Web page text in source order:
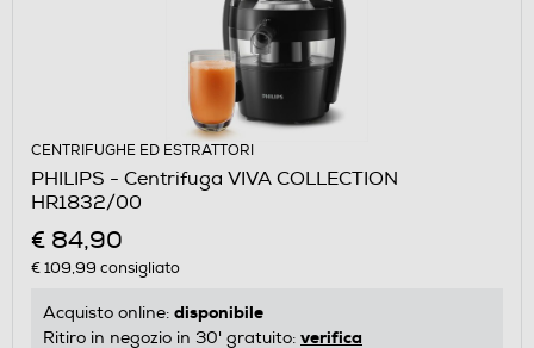
CENTRIFUGHE ED ESTRATTORI
PHILIPS - Centrifuga VIVA COLLECTION
HR1832/00
€ 84,90
€ 109,99 consigliato
Acquisto online: disponibile
Ritiro in negozio in 30' gratuito: verifica